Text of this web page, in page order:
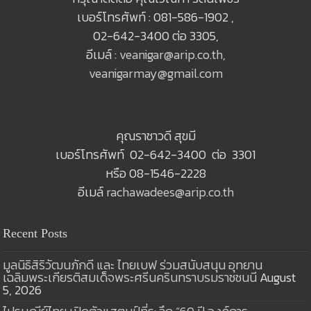
เบอร์โทรศัพท์ : 081-586-1902 ,
02-642-3400 ต่อ 3305,
อีเมล์ : veanigar@arip.co.th,
veanigarmay@gmail.com
คุณราชาวดี สุขมี
เบอร์โทรศัพท์ 02-642-3400 ต่อ 3301
หรือ 08-1546-2228
อีเมล์rachawadees@arip.co.th
Recent Posts
มูลนิธิสิริวัฒนภักดี และ ไทยเบฟ ร่วมสนับสนุน อุทยาน
เฉลิมพระเกียรติสมเด็จพระศรีนครินทราบรมราชชนนี August
5, 2026